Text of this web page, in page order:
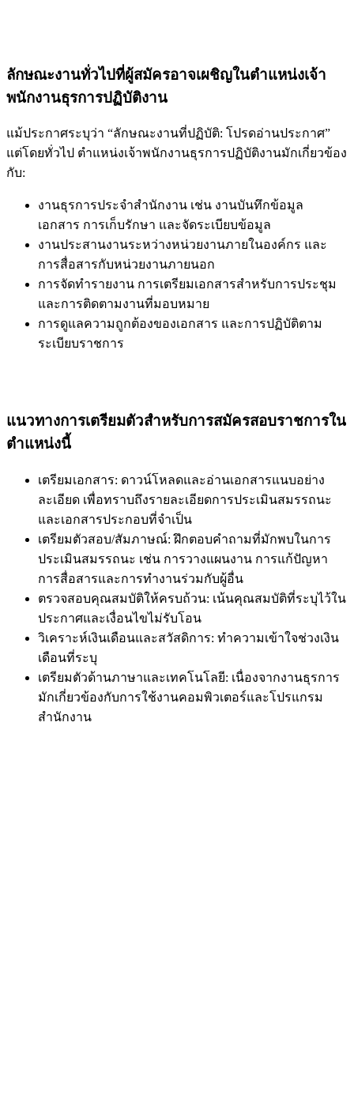
ลักษณะงานทั่วไปที่ผู้สมัครอาจเผชิญในตำแหน่งเจ้า
พนักงานธุรการปฏิบัติงาน
แม้ประกาศระบุว่า “ลักษณะงานที่ปฏิบัติ: โปรดอ่านประกาศ”
แต่โดยทั่วไป ตำแหน่งเจ้าพนักงานธุรการปฏิบัติงานมักเกี่ยวข้อง
กับ:
งานธุรการประจำสำนักงาน เช่น งานบันทึกข้อมูล
เอกสาร การเก็บรักษา และจัดระเบียบข้อมูล
งานประสานงานระหว่างหน่วยงานภายในองค์กร และ
การสื่อสารกับหน่วยงานภายนอก
การจัดทำรายงาน การเตรียมเอกสารสำหรับการประชุม
และการติดตามงานที่มอบหมาย
การดูแลความถูกต้องของเอกสาร และการปฏิบัติตาม
ระเบียบราชการ
แนวทางการเตรียมตัวสำหรับการสมัครสอบราชการใน
ตำแหน่งนี้
เตรียมเอกสาร: ดาวน์โหลดและอ่านเอกสารแนบอย่าง
ละเอียด เพื่อทราบถึงรายละเอียดการประเมินสมรรถนะ
และเอกสารประกอบที่จำเป็น
เตรียมตัวสอบ/สัมภาษณ์: ฝึกตอบคำถามที่มักพบในการ
ประเมินสมรรถนะ เช่น การวางแผนงาน การแก้ปัญหา
การสื่อสารและการทำงานร่วมกับผู้อื่น
ตรวจสอบคุณสมบัติให้ครบถ้วน: เน้นคุณสมบัติที่ระบุไว้ใน
ประกาศและเงื่อนไขไม่รับโอน
วิเคราะห์เงินเดือนและสวัสดิการ: ทำความเข้าใจช่วงเงิน
เดือนที่ระบุ
เตรียมตัวด้านภาษาและเทคโนโลยี: เนื่องจากงานธุรการ
มักเกี่ยวข้องกับการใช้งานคอมพิวเตอร์และโปรแกรม
สำนักงาน